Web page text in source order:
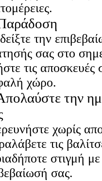
την
σας στο
τις αποσκευές
χώρο.
την
χωρίς
τις
στιγμή
σας.